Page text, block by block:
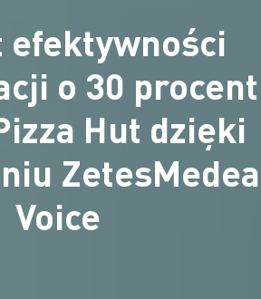
efektywności
o 30 procent
Hut dzięki
ZetesMedea
Voice